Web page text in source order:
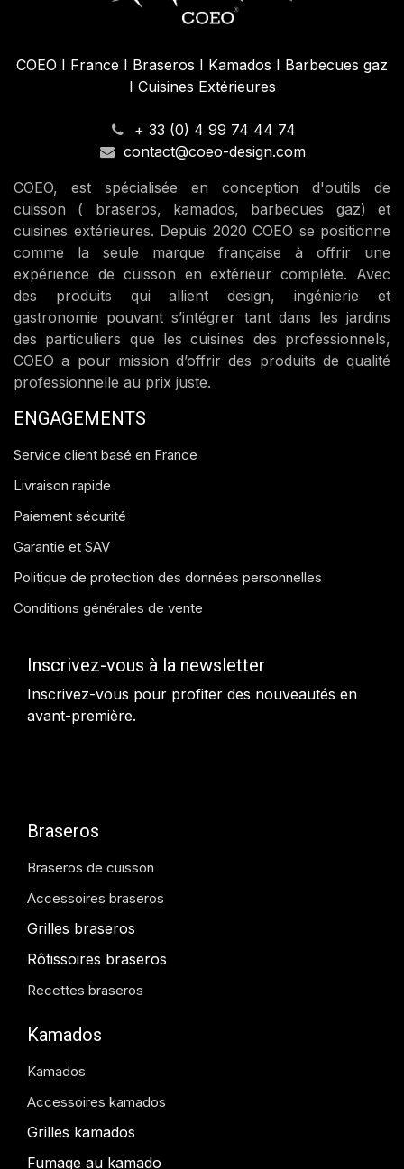
COEO I France I Braseros I Kamados I Barbecues gaz
I Cuisines Extérieures
+ 33 (0) 4 99 74 44 74
contact@coeo-design.com
COEO, est spécialisée en conception d'outils de
cuisson ( braseros, kamados, barbecues gaz) et
cuisines extérieures. Depuis 2020 COEO se positionne
comme la seule marque française à offrir une
expérience de cuisson en extérieur complète. Avec
des produits qui allient design, ingénierie et
gastronomie pouvant s’intégrer tant dans les jardins
des particuliers que les cuisines des professionnels,
COEO a pour mission d’offrir des produits de qualité
professionnelle au prix juste.
ENGAGEMENTS
Service client basé en France
Livraison rapide
Paiement sécurité
Garantie et SAV
Politique de protection des données personnelles
Conditions générales de vente
Inscrivez-vous à la newsletter
Inscrivez-vous pour profiter des nouveautés en
avant-première.
Braseros
Braseros de cuisson
Accessoires braseros
Grilles braseros
Rôtissoires braseros
Recettes braseros
Kamados
Kamados
Accessoires kamados
Grilles kamados
Fumage au kamado